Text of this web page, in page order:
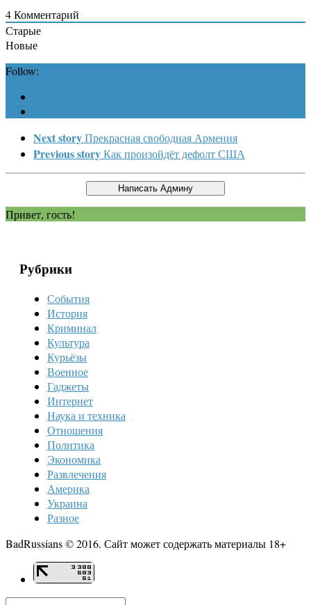
4Комментарий
Старые
Новые
Follow:
Next storyПрекрасная свободная Армения
Previous storyКак произойдёт дефолт США
Привет, гость!
Рубрики
События
История
Криминал
Культура
Курьёзы
Военное
Гаджеты
Интернет
Наука и техника
Отношения
Политика
Экономика
Развлечения
Америка
Украина
Разное
BadRussians © 2016. Сайт может содержать материалы 18+